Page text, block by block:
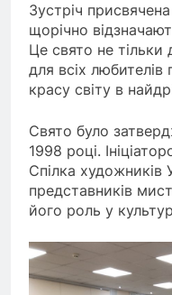
Зустріч
щорічно
Це свято не тільки
для всіх любителів
красу світу в
Свято було
1998 році.
Спілка
представників
його роль у